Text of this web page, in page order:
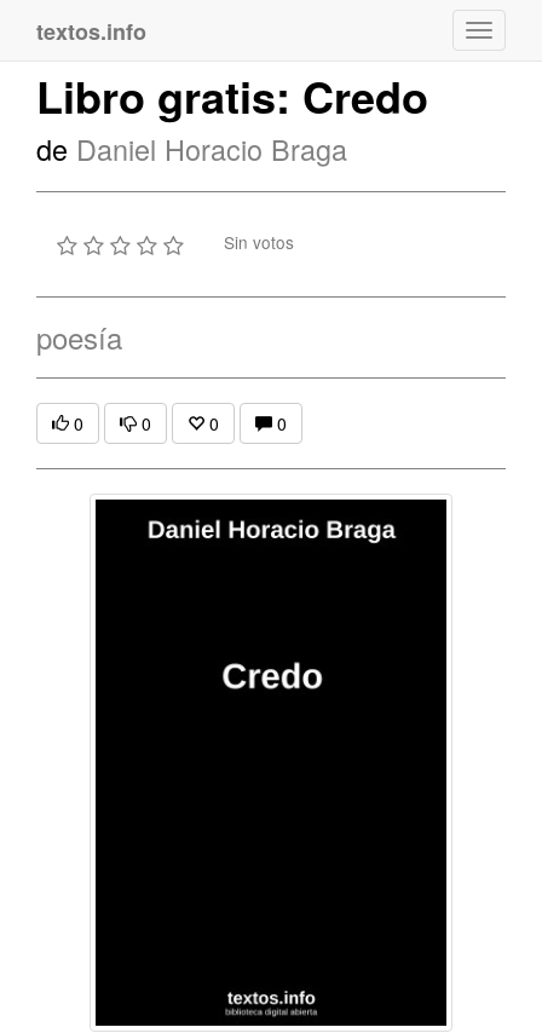
textos.info
Libro gratis: Credo
de Daniel Horacio Braga
Sin votos
poesía
0 0 0 0